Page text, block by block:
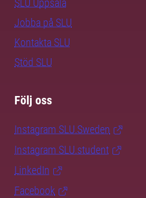
SLU Uppsala
Jobba på SLU
Kontakta SLU
Stöd SLU
Följ oss
Instagram SLU.Sweden
Instagram SLU.student
LinkedIn
Facebook